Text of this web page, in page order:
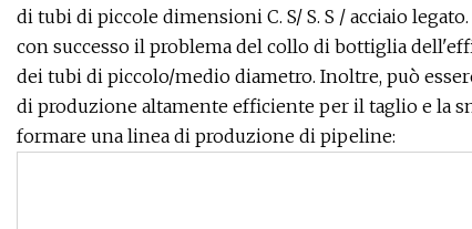
di tubi di piccole dimensioni C. S/ S. S / acciaio
con successo il problema del collo di bottiglia
dei tubi di piccolo/medio diametro. Inoltre, può
di produzione altamente efficiente per il taglio e la
formare una linea di produzione di pipeline: